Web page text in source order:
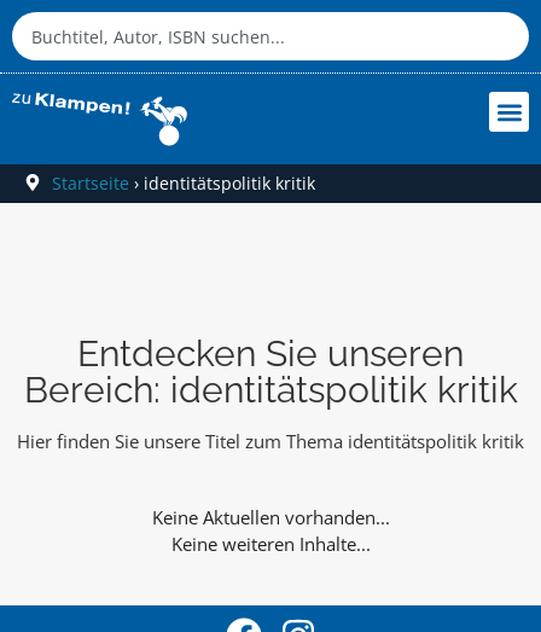
Startseite › identitätspolitik kritik
Entdecken Sie unseren
Bereich: identitätspolitik kritik
Hier finden Sie unsere Titel zum Thema identitätspolitik kritik
Keine weiteren Inhalte...